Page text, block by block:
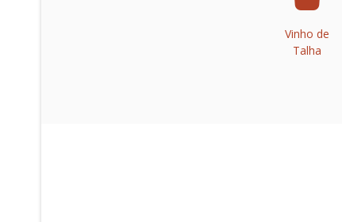
Vinho de
Talha